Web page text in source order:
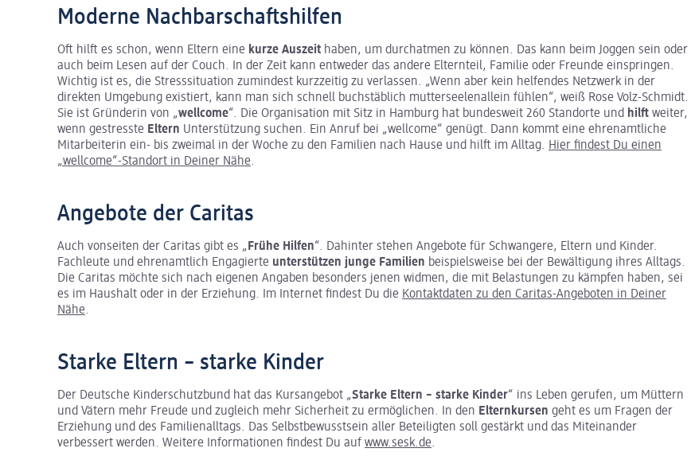
Moderne Nachbarschaftshilfen
Oft hilft es schon, wenn Eltern eine kurze Auszeit haben, um durchatmen zu können. Das kann beim Joggen sein oder
auch beim Lesen auf der Couch. In der Zeit kann entweder das andere Elternteil, Familie oder Freunde einspringen.
Wichtig ist es, die Stresssituation zumindest kurzzeitig zu verlassen. „Wenn aber kein helfendes Netzwerk in der
direkten Umgebung existiert, kann man sich schnell buchstäblich mutterseelenallein fühlen“, weiß Rose Volz-Schmidt.
Sie ist Gründerin von „wellcome“. Die Organisation mit Sitz in Hamburg hat bundesweit 260 Standorte und hilft weiter,
wenn gestresste Eltern Unterstützung suchen. Ein Anruf bei „wellcome“ genügt. Dann kommt eine ehrenamtliche
Mitarbeiterin ein- bis zweimal in der Woche zu den Familien nach Hause und hilft im Alltag. Hier findest Du einen
„wellcome“-Standort in Deiner Nähe.
Angebote der Caritas
Auch vonseiten der Caritas gibt es „Frühe Hilfen“. Dahinter stehen Angebote für Schwangere, Eltern und Kinder.
Fachleute und ehrenamtlich Engagierte unterstützen junge Familien beispielsweise bei der Bewältigung ihres Alltags.
Die Caritas möchte sich nach eigenen Angaben besonders jenen widmen, die mit Belastungen zu kämpfen haben, sei
es im Haushalt oder in der Erziehung. Im Internet findest Du die Kontaktdaten zu den Caritas-Angeboten in Deiner
Nähe.
Starke Eltern – starke Kinder
Der Deutsche Kinderschutzbund hat das Kursangebot „Starke Eltern – starke Kinder“ ins Leben gerufen, um Müttern
und Vätern mehr Freude und zugleich mehr Sicherheit zu ermöglichen. In den Elternkursen geht es um Fragen der
Erziehung und des Familienalltags. Das Selbstbewusstsein aller Beteiligten soll gestärkt und das Miteinander
verbessert werden. Weitere Informationen findest Du auf www.sesk.de.